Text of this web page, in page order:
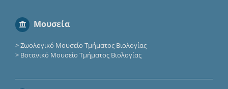
Μουσεία
>Ζωολογικό Μουσείο Τμήματος Βιολογίας
> Βοτανικό Μουσείο Τμήματος Βιολογίας